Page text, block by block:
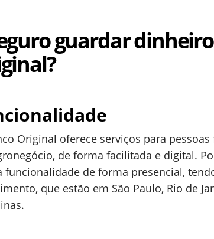
guardar
Original oferece serviços para
de forma facilitada e digital.
funcionalidade de forma presencial,
que estão em São Paulo, Rio de